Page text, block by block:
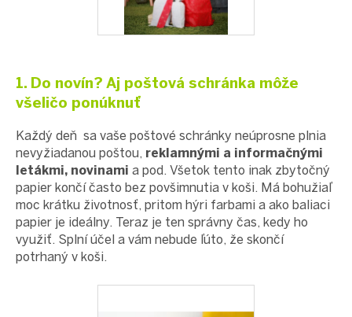
1. Do novín? Aj poštová schránka môže
všeličo ponúknuť
Každý deň sa vaše poštové schránky neúprosne plnia
nevyžiadanou poštou, reklamnými a informačnými
letákmi, novinami a pod. Všetok tento inak zbytočný
papier končí často bez povšimnutia v koši. Má bohužiaľ
moc krátku životnosť, pritom hýri farbami a ako baliaci
papier je ideálny. Teraz je ten správny čas, kedy ho
využiť. Splní účel a vám nebude ľúto, že skončí
potrhaný v koši.